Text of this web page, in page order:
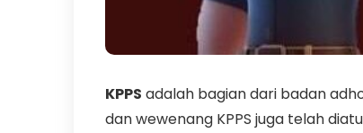
KPPS adalah bagian dari badan
dan wewenang KPPS juga telah